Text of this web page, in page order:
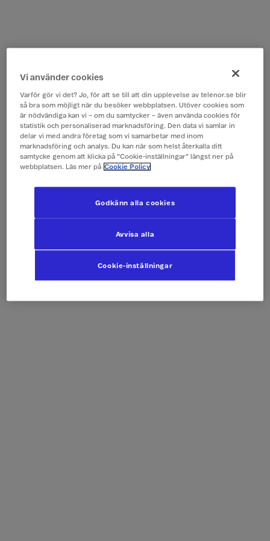
Vi använder cookies
Varför gör vi det? Jo, för att se till att din upplevelse av telenor.se blir
så bra som möjligt när du besöker webbplatsen. Utöver cookies som
är nödvändiga kan vi – om du samtycker – även använda cookies för
statistik och personaliserad marknadsföring. Den data vi samlar in
delar vi med andra företag som vi samarbetar med inom
marknadsföring och analys. Du kan när som helst återkalla ditt
samtycke genom att klicka på ”Cookie-inställningar” längst ner på
webbplatsen. Läs mer på Cookie Policy
Cookie-inställningar
Avvisa alla
Godkänn alla cookies